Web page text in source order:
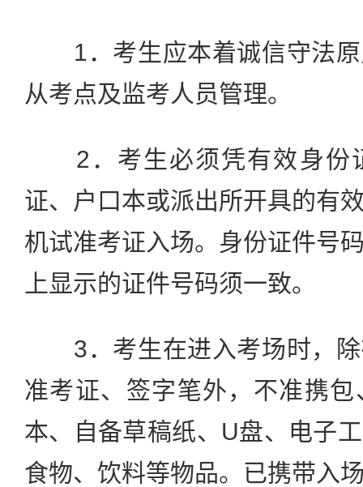
1．考生应本着诚信守法原
从考点及监考人员管理。
2．考生必须凭有效身份
证、户口本或派出所开具的有
机试准考证入场。身份证件号
上显示的证件号码须一致。
3．考生在进入考场时，除
准考证、签字笔外，不准携
本、自备草稿纸、U盘、电子
食物、饮料等物品。已携带入